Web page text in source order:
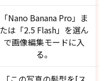
「Nano Banana Pro」ま
たは「2.5 Flash」を選ん
で画像編集モードに入
る。